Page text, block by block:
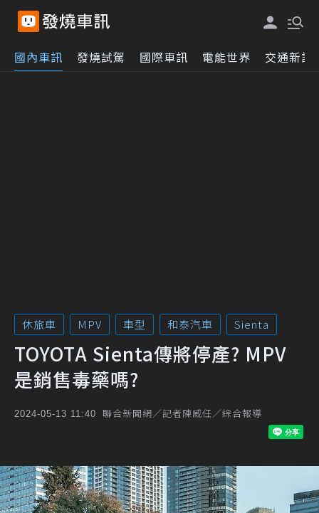
國內車訊 發燒試駕 國際車訊 電能世界 交通新訊
休旅車 MPV 車型 和泰汽車 Sienta
TOYOTA Sienta傳將停產? MPV
是銷售毒藥嗎?
2024-05-13 11:40 聯合新聞網／記者陳威任／綜合報導